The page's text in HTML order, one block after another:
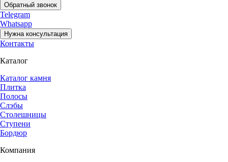
Обратный звонок
Telegram
Whatsapp
Нужна консультация
Контакты
Каталог
Каталог камня
Плитка
Полосы
Слэбы
Столешницы
Ступени
Бордюр
Компания